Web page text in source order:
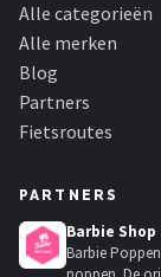
Alle categorieën
Alle merken
Blog
Partners
Fietsroutes
PARTNERS
Barbie Shop
Barbie